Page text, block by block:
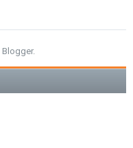
Blogger.